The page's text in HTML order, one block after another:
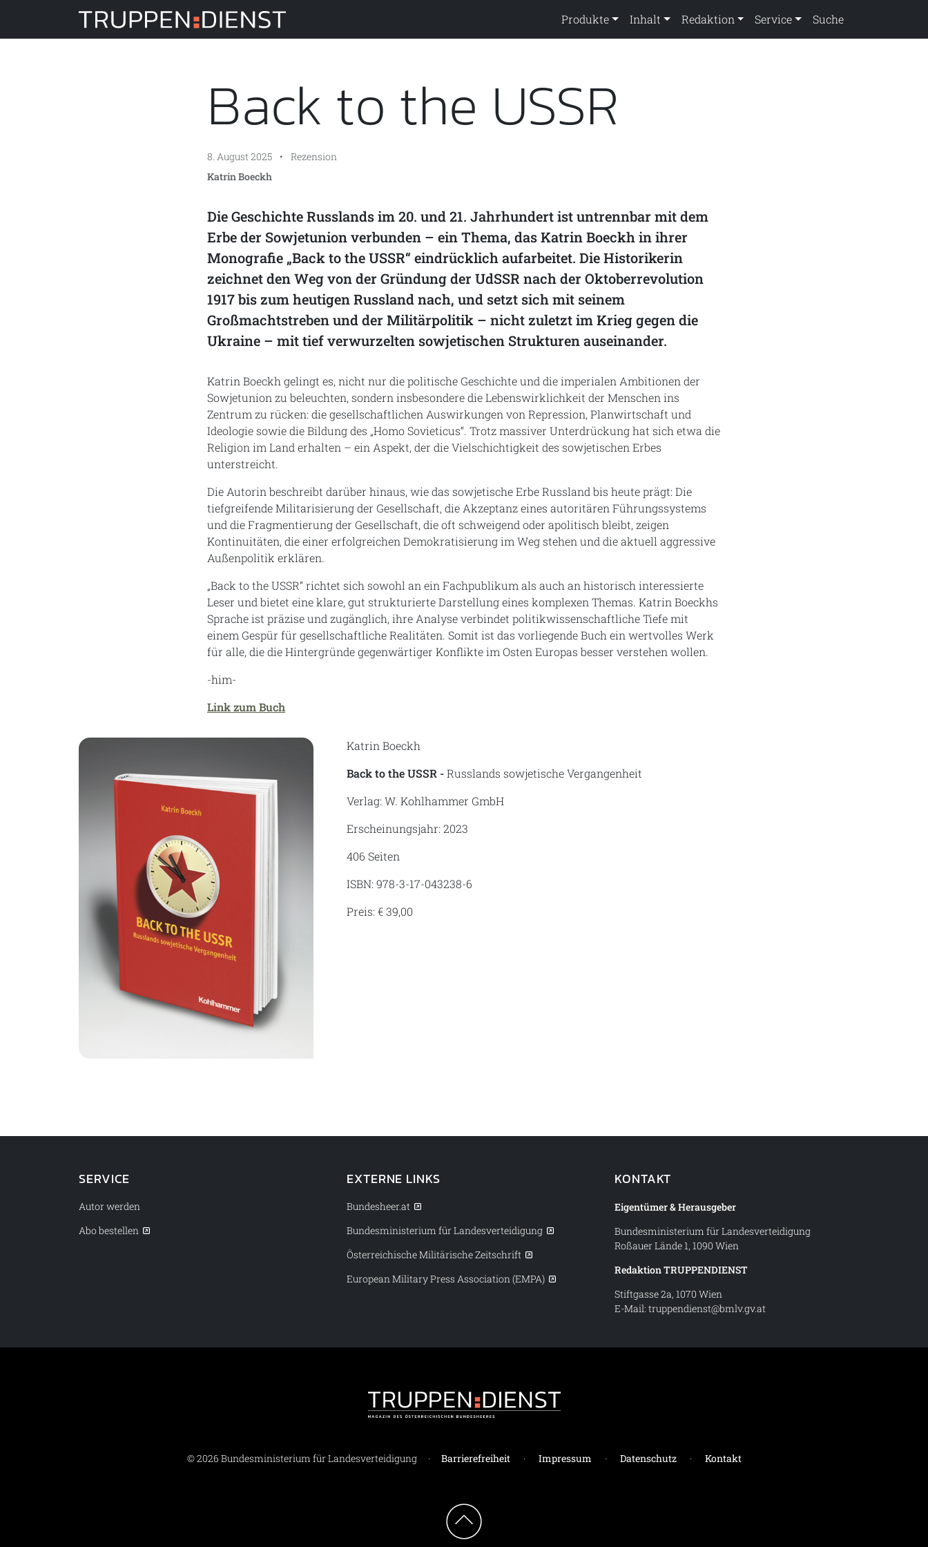
Truppendienst Produkte Inhalt Redaktion Service Suche
Back to the USSR
8. August 2025 •
Rezension
Katrin Boeckh
Die Geschichte Russlands im 20. und 21. Jahrhundert ist untrennbar mit dem
Erbe der Sowjetunion verbunden – ein Thema, das Katrin Boeckh in ihrer
Monografie „Back to the USSR“ eindrücklich aufarbeitet. Die Historikerin
zeichnet den Weg von der Gründung der UdSSR nach der Oktoberrevolution
1917 bis zum heutigen Russland nach, und setzt sich mit seinem
Großmachtstreben und der Militärpolitik – nicht zuletzt im Krieg gegen die
Ukraine – mit tief verwurzelten sowjetischen Strukturen auseinander.
Katrin Boeckh gelingt es, nicht nur die politische Geschichte und die imperialen Ambitionen der
Sowjetunion zu beleuchten, sondern insbesondere die Lebenswirklichkeit der Menschen ins
Zentrum zu rücken: die gesellschaftlichen Auswirkungen von Repression, Planwirtschaft und
Ideologie sowie die Bildung des „Homo Sovieticus“. Trotz massiver Unterdrückung hat sich etwa die
Religion im Land erhalten – ein Aspekt, der die Vielschichtigkeit des sowjetischen Erbes
unterstreicht.
Die Autorin beschreibt darüber hinaus, wie das sowjetische Erbe Russland bis heute prägt: Die
tiefgreifende Militarisierung der Gesellschaft, die Akzeptanz eines autoritären Führungssystems
und die Fragmentierung der Gesellschaft, die oft schweigend oder apolitisch bleibt, zeigen
Kontinuitäten, die einer erfolgreichen Demokratisierung im Weg stehen und die aktuell aggressive
Außenpolitik erklären.
„Back to the USSR“ richtet sich sowohl an ein Fachpublikum als auch an historisch interessierte
Leser und bietet eine klare, gut strukturierte Darstellung eines komplexen Themas. Katrin Boeckhs
Sprache ist präzise und zugänglich, ihre Analyse verbindet politikwissenschaftliche Tiefe mit
einem Gespür für gesellschaftliche Realitäten. Somit ist das vorliegende Buch ein wertvolles Werk
für alle, die die Hintergründe gegenwärtiger Konflikte im Osten Europas besser verstehen wollen.
-him-
Link zum Buch
Katrin Boeckh
Back to the USSR -Russlands sowjetische Vergangenheit
Verlag: W. Kohlhammer GmbH
Erscheinungsjahr: 2023
406 Seiten
ISBN: 978-3-17-043238-6
Preis: € 39,00
SERVICE
Autor werden
Abo bestellen
EXTERNE LINKS
Bundesheer.at
Bundesministerium für Landesverteidigung
Österreichische Militärische Zeitschrift
European Military Press Association (EMPA)
KONTAKT
Eigentümer & Herausgeber
Bundesministerium für Landesverteidigung
Roßauer Lände 1, 1090 Wien
Redaktion TRUPPENDIENST
Stiftgasse 2a, 1070 Wien
E-Mail: truppendienst@bmlv.gv.at
© 2026 Bundesministerium für Landesverteidigung · Barrierefreiheit · Impressum · Datenschutz · Kontakt